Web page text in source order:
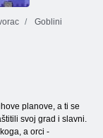
Goblini
planove, a ti se
svoj grad i slavni.
a orci -